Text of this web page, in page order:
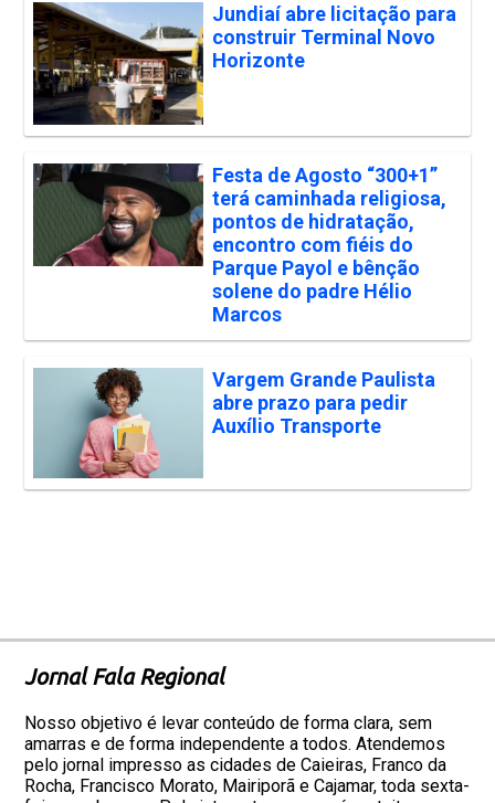
Jundiaí abre licitação para
construir Terminal Novo
Horizonte
Festa de Agosto “300+1”
terá caminhada religiosa,
pontos de hidratação,
encontro com fiéis do
Parque Payol e bênção
solene do padre Hélio
Marcos
Vargem Grande Paulista
abre prazo para pedir
Auxílio Transporte
Jornal Fala Regional
Nosso objetivo é levar conteúdo de forma clara, sem
amarras e de forma independente a todos. Atendemos
pelo jornal impresso as cidades de Caieiras, Franco da
Rocha, Francisco Morato, Mairiporã e Cajamar, toda sexta-